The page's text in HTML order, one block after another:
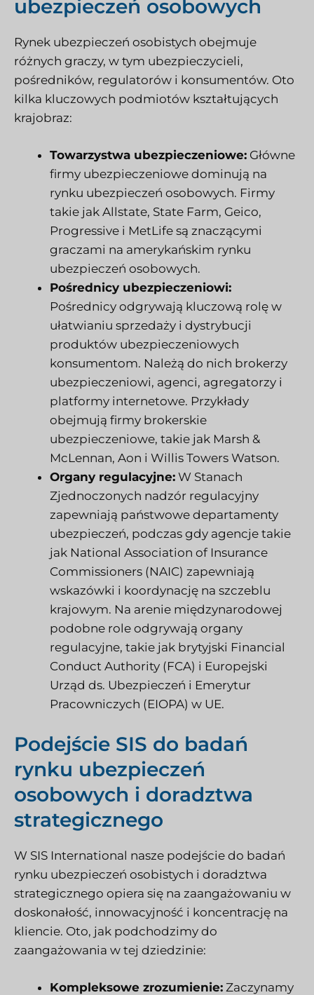
ubezpieczeń osobowych
Rynek ubezpieczeń osobistych obejmuje
różnych graczy, w tym ubezpieczycieli,
pośredników, regulatorów i konsumentów. Oto
kilka kluczowych podmiotów kształtujących
krajobraz:
Towarzystwa ubezpieczeniowe: Główne
firmy ubezpieczeniowe dominują na
rynku ubezpieczeń osobowych. Firmy
takie jak Allstate, State Farm, Geico,
Progressive i MetLife są znaczącymi
graczami na amerykańskim rynku
ubezpieczeń osobowych.
Pośrednicy ubezpieczeniowi:
Pośrednicy odgrywają kluczową rolę w
ułatwianiu sprzedaży i dystrybucji
produktów ubezpieczeniowych
konsumentom. Należą do nich brokerzy
ubezpieczeniowi, agenci, agregatorzy i
platformy internetowe. Przykłady
obejmują firmy brokerskie
ubezpieczeniowe, takie jak Marsh &
McLennan, Aon i Willis Towers Watson.
Organy regulacyjne: W Stanach
Zjednoczonych nadzór regulacyjny
zapewniają państwowe departamenty
ubezpieczeń, podczas gdy agencje takie
jak National Association of Insurance
Commissioners (NAIC) zapewniają
wskazówki i koordynację na szczeblu
krajowym. Na arenie międzynarodowej
podobne role odgrywają organy
regulacyjne, takie jak brytyjski Financial
Conduct Authority (FCA) i Europejski
Urząd ds. Ubezpieczeń i Emerytur
Pracowniczych (EIOPA) w UE.
Podejście SIS do badań
rynku ubezpieczeń
osobowych i doradztwa
strategicznego
W SIS International nasze podejście do badań
rynku ubezpieczeń osobistych i doradztwa
strategicznego opiera się na zaangażowaniu w
doskonałość, innowacyjność i koncentrację na
kliencie. Oto, jak podchodzimy do
zaangażowania w tej dziedzinie:
Kompleksowe zrozumienie: Zaczynamy